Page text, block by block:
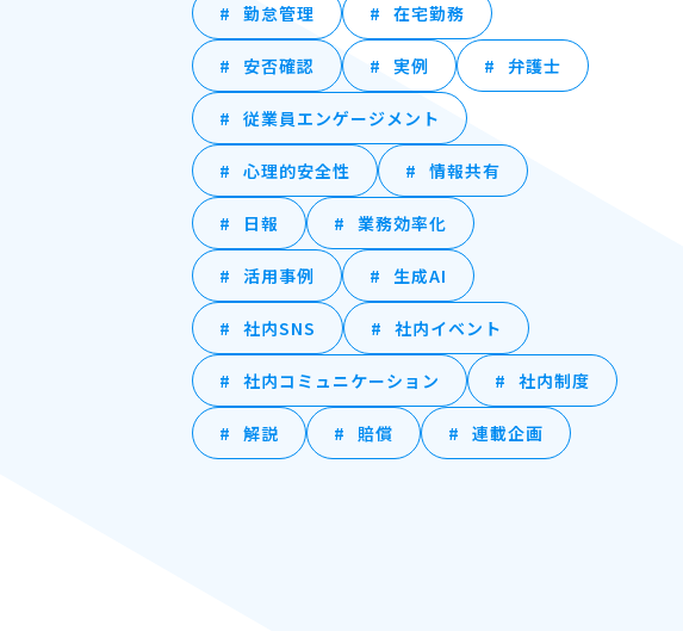
勤怠管理 在宅勤務
安否確認 実例 弁護士
従業員エンゲージメント
心理的安全性 情報共有
日報 業務効率化
活用事例 生成AI
社内SNS 社内イベント
社内コミュニケーション 社内制度
解説 賠償 連載企画